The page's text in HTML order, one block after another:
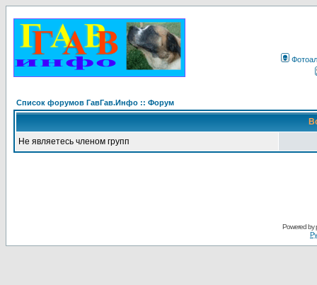
Список форумов ГавГав.Инфо :: Форум
Не являетесь членом групп
Powered by